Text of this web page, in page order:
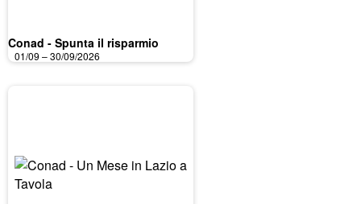
Conad - Spunta il risparmio
01/09 – 30/09/2026